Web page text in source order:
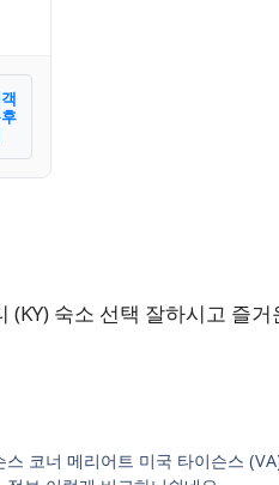
(KY) 숙소 선택 잘하시고 즐
스 코너 메리어트 미국 타이슨스